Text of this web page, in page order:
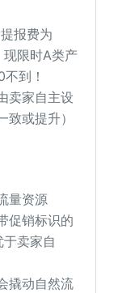
报费为
限时A类产
到！
卖家自主设
或提升）
量资源
促销标识的
卖家自
撬动自然流